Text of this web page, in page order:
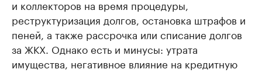
и коллекторов на время процедуры,
реструктуризация долгов, остановка штрафов и
пеней, а также рассрочка или списание долгов
за ЖКХ. Однако есть и минусы: утрата
имущества, негативное влияние на кредитную